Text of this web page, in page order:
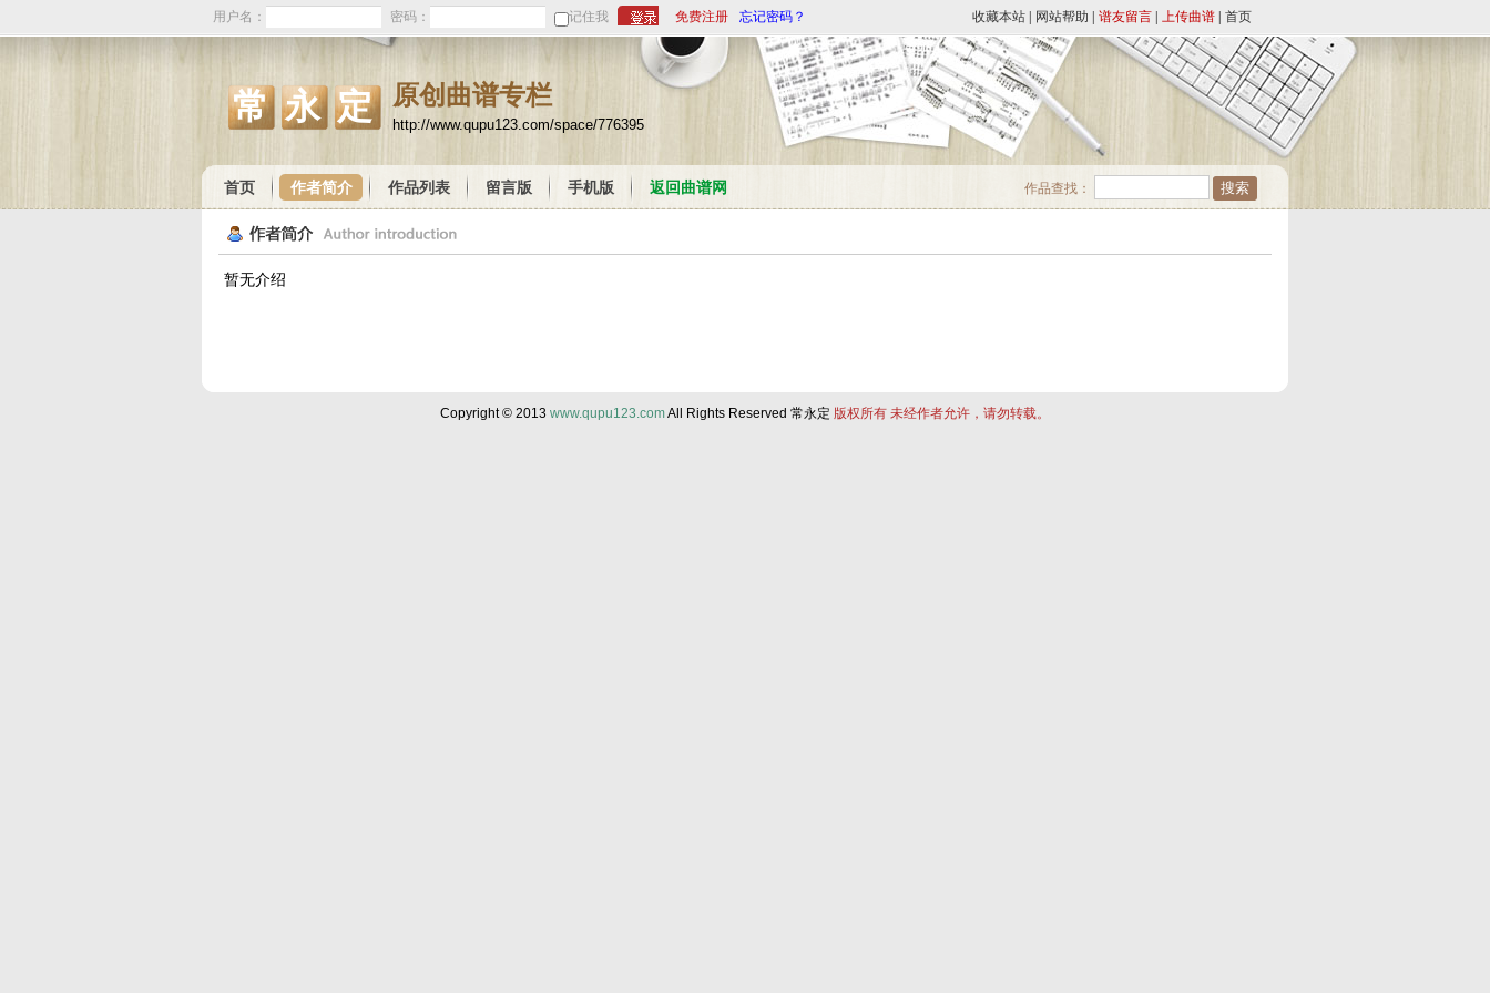
用户名： 密码： 记住我 免费注册 忘记密码？ 收藏本站 网站帮助 谱友留言 上传曲谱 首页
常永定 原创曲谱专栏
http://www.qupu123.com/space/776395
作品查找：
首页 作者简介 作品列表 留言版 手机版 返回曲谱网
暂无介绍
Copyright © 2013 www.qupu123.comAll Rights Reserved 常永定 版权所有 未经作者允许，请勿转载。